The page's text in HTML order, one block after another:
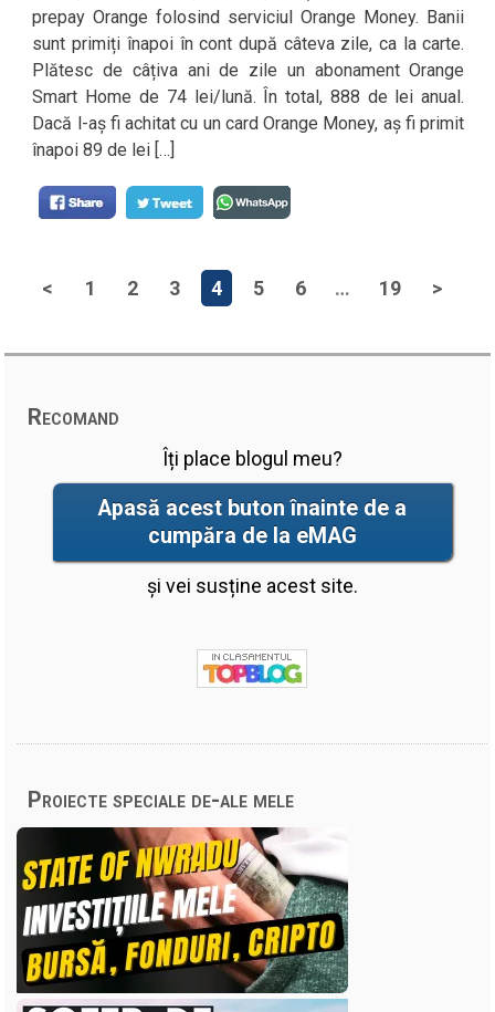
prepay Orange folosind serviciul Orange Money. Banii
sunt primiți înapoi în cont după câteva zile, ca la carte.
Plătesc de câțiva ani de zile un abonament Orange
Smart Home de 74 lei/lună. În total, 888 de lei anual.
Dacă l-aș fi achitat cu un card Orange Money, aș fi primit
înapoi 89 de lei […]
< 1 2 3 4 5 6 … 19 >
Recomand
Îți place blogul meu?
Apasă acest buton înainte de a
cumpăra de la eMAG
și vei susține acest site.
Proiecte speciale de-ale mele